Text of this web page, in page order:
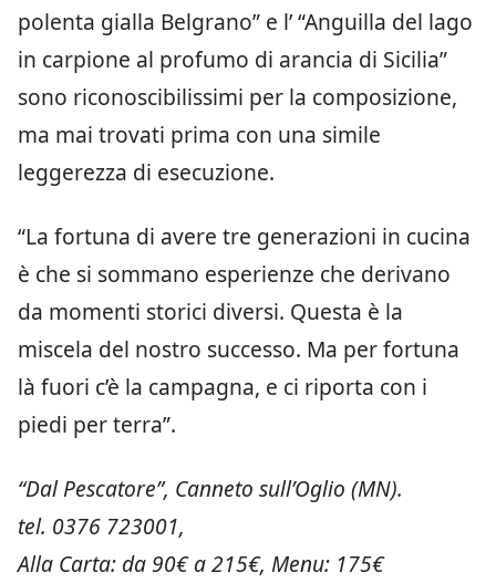
polenta gialla Belgrano” e l’ “Anguilla del lago
in carpione al profumo di arancia di Sicilia”
sono riconoscibilissimi per la composizione,
ma mai trovati prima con una simile
leggerezza di esecuzione.
“La fortuna di avere tre generazioni in cucina
è che si sommano esperienze che derivano
da momenti storici diversi. Questa è la
miscela del nostro successo. Ma per fortuna
là fuori c’è la campagna, e ci riporta con i
piedi per terra”.
“Dal Pescatore”, Canneto sull’Oglio (MN).
tel. 0376 723001,
Alla Carta: da 90€ a 215€, Menu: 175€